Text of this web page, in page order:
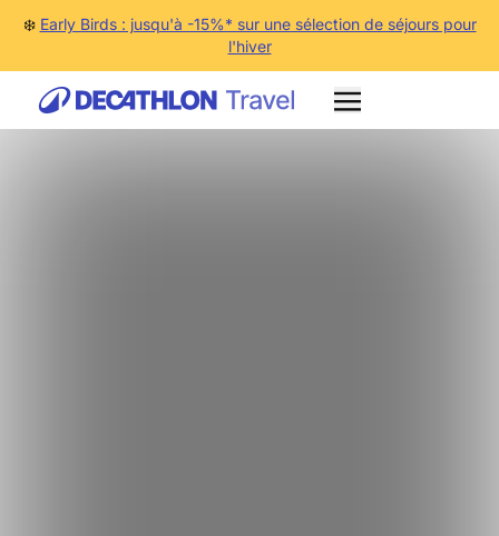
❄️ Early Birds : jusqu'à -15%* sur une sélection de séjours pour
l'hiver